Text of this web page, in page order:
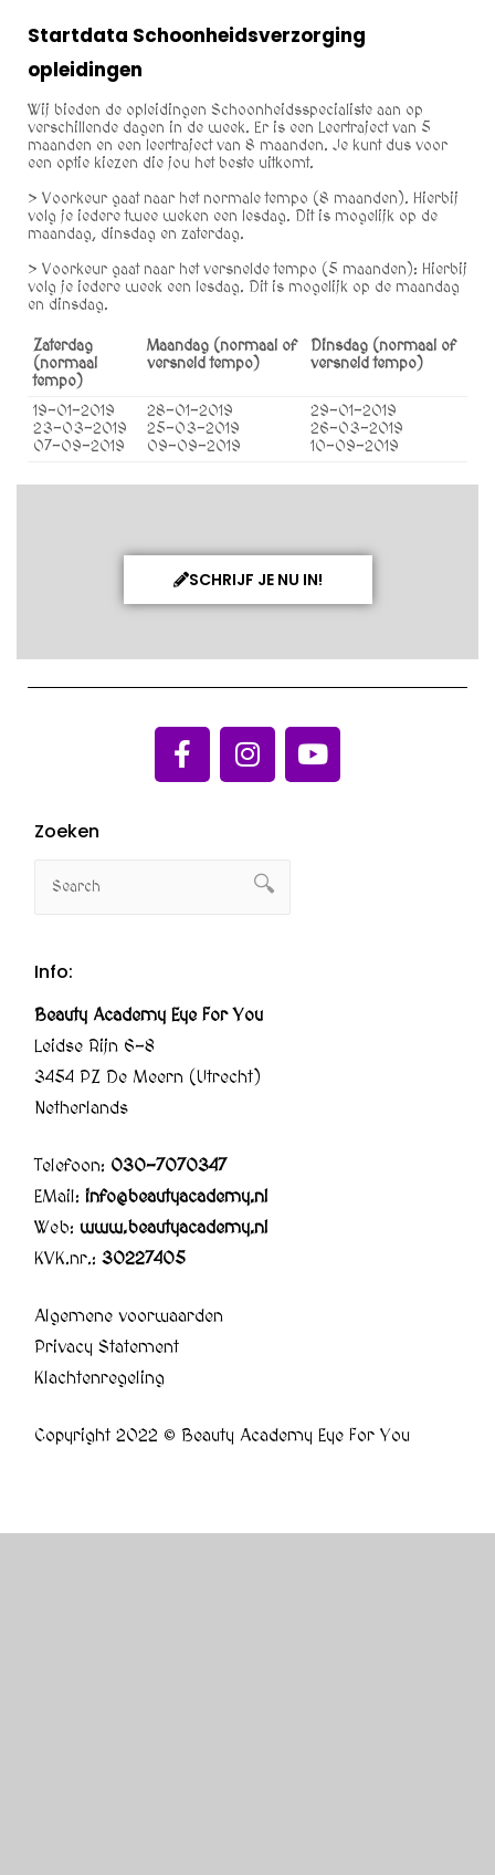
Startdata Schoonheidsverzorging
opleidingen
Wij bieden de opleidingen Schoonheidsspecialiste aan op
verschillende dagen in de week. Er is een Leertraject van 5
maanden en een leertraject van 8 maanden. Je kunt dus voor
een optie kiezen die jou het beste uitkomt.
> Voorkeur gaat naar het normale tempo (8 maanden). Hierbij
volg je iedere twee weken een lesdag. Dit is mogelijk op de
maandag, dinsdag en zaterdag.
> Voorkeur gaat naar het versnelde tempo (5 maanden): Hierbij
volg je iedere week een lesdag. Dit is mogelijk op de maandag
en dinsdag.
Zaterdag
(normaal
tempo)
Maandag (normaal of
versneld tempo)
Dinsdag (normaal of
versneld tempo)
19-01-2019
23-03-2019
07-09-2019
28-01-2019
25-03-2019
09-09-2019
29-01-2019
26-03-2019
10-09-2019
SCHRIJF JE NU IN!
Zoeken
Info:
Beauty Academy Eye For You
Leidse Rijn 6-8
3454 PZ De Meern (Utrecht)
Netherlands
Telefoon: 030-7070347
EMail: info@beautyacademy.nl
Web: www.beautyacademy.nl
KVK.nr.: 30227405
Algemene voorwaarden
Privacy Statement
Klachtenregeling
Copyright 2022 © Beauty Academy Eye For You